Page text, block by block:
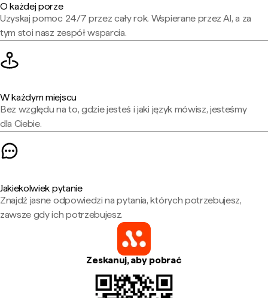
O każdej porze
Uzyskaj pomoc 24/7 przez cały rok. Wspierane przez AI, a za
tym stoi nasz zespół wsparcia.
W każdym miejscu
Bez względu na to, gdzie jesteś i jaki język mówisz, jesteśmy
dla Ciebie.
Jakiekolwiek pytanie
Znajdź jasne odpowiedzi na pytania, których potrzebujesz,
zawsze gdy ich potrzebujesz.
Zeskanuj, aby pobrać